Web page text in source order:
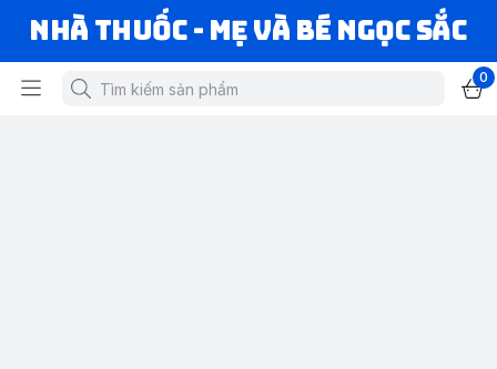
Nhà Thuốc - Mẹ và Bé Ngọc Sắc
0